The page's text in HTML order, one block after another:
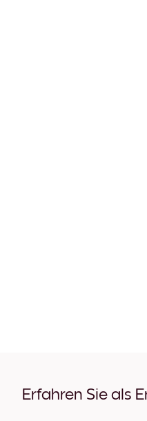
Erfahren Sie als